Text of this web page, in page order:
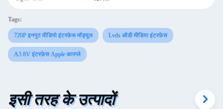
Tags:
720P इनपुट वीडियो इंटरफ़ेस मॉड्यूल Lvds ऑडी मीडिया इंटरफ़ेस
A3 8V इंटरफ़ेस Apple कारप्ले
इसी तरह के उत्पादों